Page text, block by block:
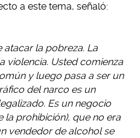
a este tema, señaló:
atacar la pobreza. La
violencia. Usted comienza
y luego pasa a ser un
del narco es un
Es un negocio
prohibición), que no era
vendedor de alcohol se